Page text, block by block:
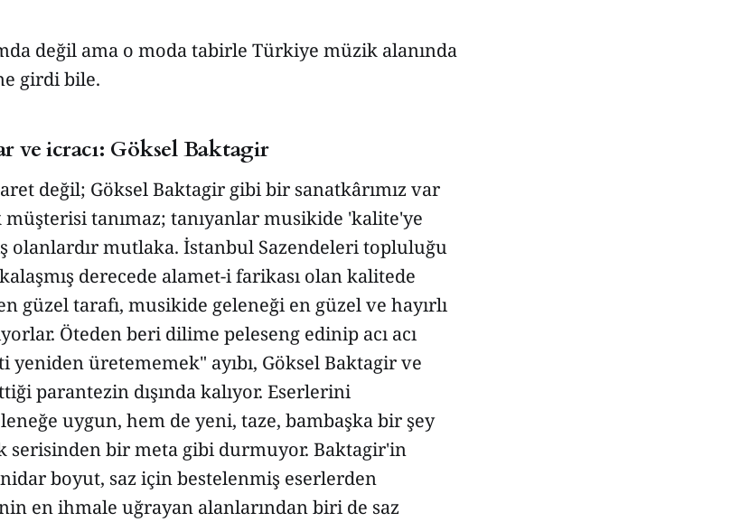
değil ama o moda tabirle Türkiye müzik alanında
girdi bile.
ve icracı: Göksel Baktagir
değil; Göksel Baktagir gibi bir sanatkârımız var
müşterisi tanımaz; tanıyanlar musikide 'kalite'ye
olanlardır mutlaka. İstanbul Sazendeleri topluluğu
derecede alamet-i farikası olan kalitede
güzel tarafı, musikide geleneği en güzel ve hayırlı
Öteden beri dilime peleseng edinip acı acı
üretememek" ayıbı, Göksel Baktagir ve
parantezin dışında kalıyor. Eserlerini
uygun, hem de yeni, taze, bambaşka bir şey
serisinden bir meta gibi durmuyor. Baktagir'in
boyut, saz için bestelenmiş eserlerden
en ihmale uğrayan alanlarından biri de saz